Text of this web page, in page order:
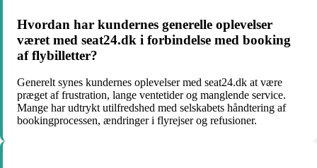
Hvordan har kundernes generelle oplevelser
været med seat24.dk i forbindelse med booking
af flybilletter?
Generelt synes kundernes oplevelser med seat24.dk at være
præget af frustration, lange ventetider og manglende service.
Mange har udtrykt utilfredshed med selskabets håndtering af
bookingprocessen, ændringer i flyrejser og refusioner.